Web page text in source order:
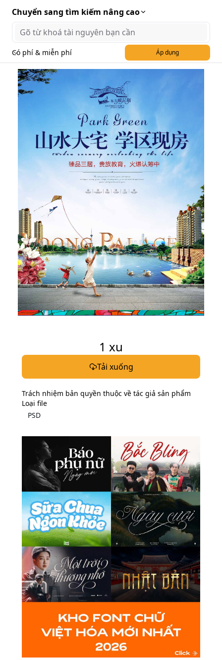
Chuyển sang tìm kiếm nâng cao
Có phí & miễn phí Áp dụng
Poster khu đô thị cao cấp
mẫu 40 PSD
Tag liên quan
banner
background
địa ốc
poster bất động sản
poster building
banner bđs psd
building
banner bất động sản
nhà bất động sản
1 xu
Tải xuống
Trách nhiệm bản quyền thuộc về tác giả sản phẩm
Loại file
PSD